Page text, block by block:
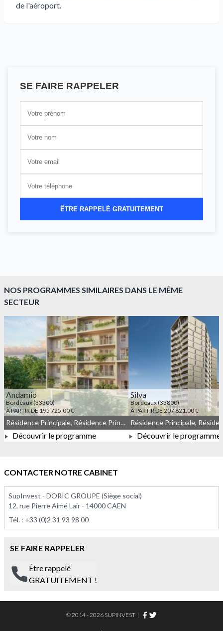
de l'aéroport.
SE FAIRE RAPPELER
ÊTRE RAPPELÉ GRATUITEMENT
NOS PROGRAMMES SIMILAIRES DANS LE MÊME
SECTEUR
Andamio
Bordeaux (33300)
À PARTIR DE 195 725,00 €
À PARTIR DE 195 725,00 €
Résidence Principale, Résidence Principale, Droit commun, Meublé non géré
Découvrir le programme
Silva
Bordeaux (33800)
À PARTIR DE 207 621,00 €
Découvrir le programme
CONTACTER NOTRE CABINET
SupInvest - DORIC GROUPE (Siège social)
12, rue Pierre Aimé Lair - 14000 CAEN
Tél. : +33 (0)2 31 93 98 00
SE FAIRE RAPPELER
Être rappelé
GRATUITEMENT !
© 2014 - 2026 SUPINVEST |